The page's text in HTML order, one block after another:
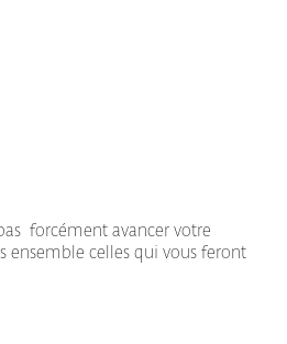
forcément avancer votre
ensemble celles qui vous feront